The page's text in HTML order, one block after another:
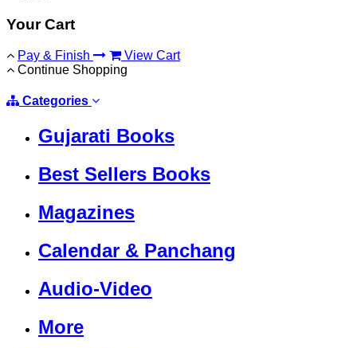
Your Cart
Pay & Finish
View Cart
Continue Shopping
Categories
Gujarati Books
Best Sellers Books
Magazines
Calendar & Panchang
Audio-Video
More